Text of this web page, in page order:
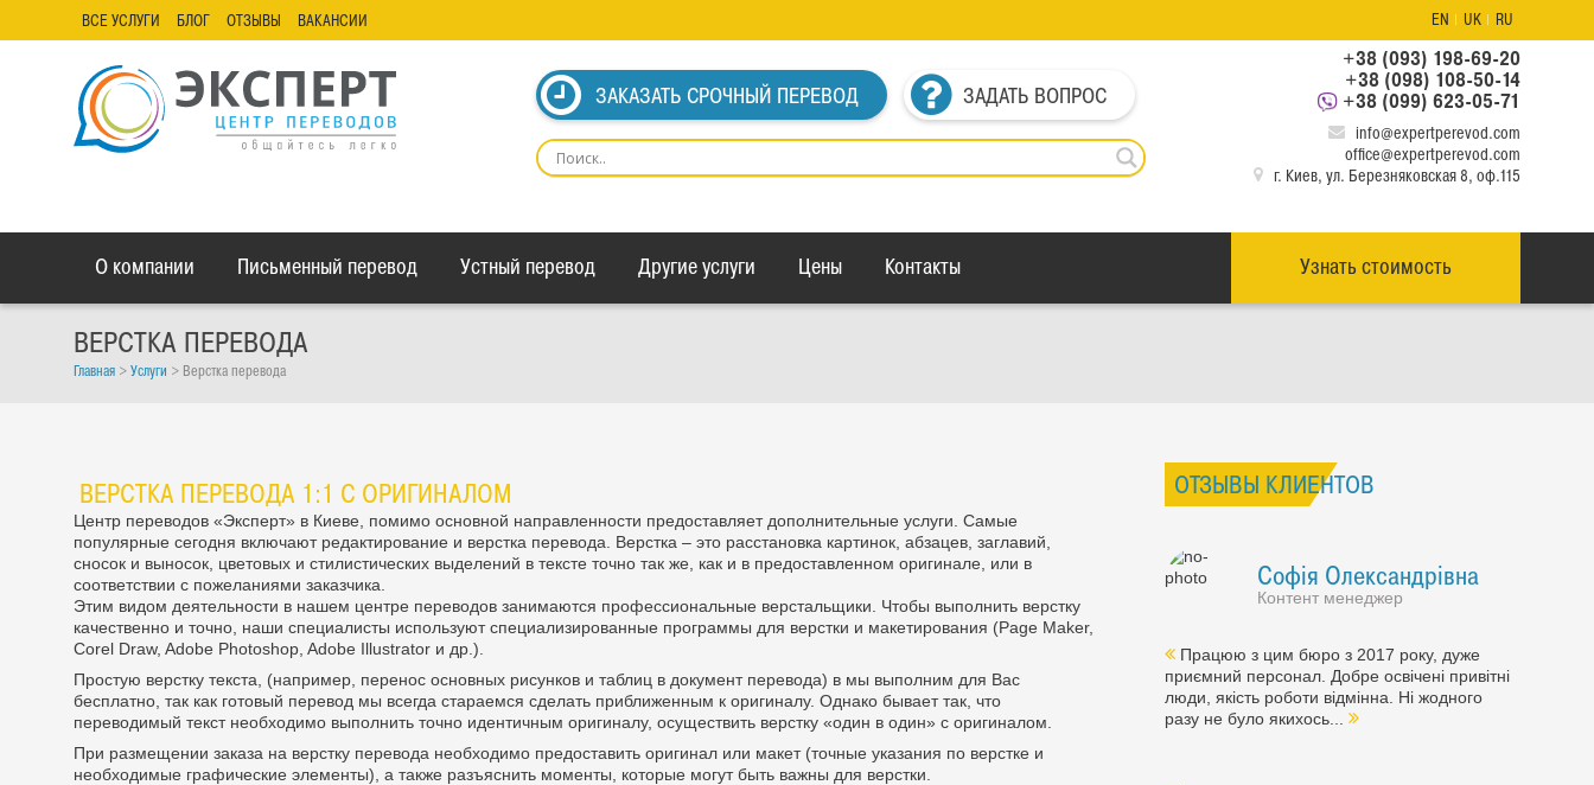
ВСЕ УСЛУГИ БЛОГ ОТЗЫВЫ ВАКАНСИИ EN UK RU
ЗАКАЗАТЬ СРОЧНЫЙ ПЕРЕВОД ЗАДАТЬ ВОПРОС
+38 (093) 198-69-20
+38 (098) 108-50-14
+38 (099) 623-05-71
info@expertperevod.com
office@expertperevod.com
г. Киев, ул. Березняковская 8, оф.115
О компании Письменный перевод Устный перевод Другие услуги Цены Контакты Узнать стоимость
ВЕРСТКА ПЕРЕВОДА
Главная > Услуги > Верстка перевода
ВЕРСТКА ПЕРЕВОДА 1:1 С ОРИГИНАЛОМ
Центр переводов «Эксперт» в Киеве, помимо основной направленности предоставляет дополнительные услуги. Самые
популярные сегодня включают редактирование и верстка перевода. Верстка – это расстановка картинок, абзацев, заглавий,
сносок и выносок, цветовых и стилистических выделений в тексте точно так же, как и в предоставленном оригинале, или в
соответствии с пожеланиями заказчика.
Этим видом деятельности в нашем центре переводов занимаются профессиональные верстальщики. Чтобы выполнить верстку
качественно и точно, наши специалисты используют специализированные программы для верстки и макетирования (Page Maker,
Corel Draw, Adobe Photoshop, Adobe Illustrator и др.).
Простую верстку текста, (например, перенос основных рисунков и таблиц в документ перевода) в мы выполним для Вас
бесплатно, так как готовый перевод мы всегда стараемся сделать приближенным к оригиналу. Однако бывает так, что
переводимый текст необходимо выполнить точно идентичным оригиналу, осуществить верстку «один в один» с оригиналом.
При размещении заказа на верстку перевода необходимо предоставить оригинал или макет (точные указания по верстке и
необходимые графические элементы), а также разъяснить моменты, которые могут быть важны для верстки.
ОТЗЫВЫ КЛИЕНТОВ
Софія Олександрівна
Контент менеджер
Працюю з цим бюро з 2017 року, дуже
приємний персонал. Добре освічені привітні
люди, якість роботи відмінна. Ні жодного
разу не було якихось...